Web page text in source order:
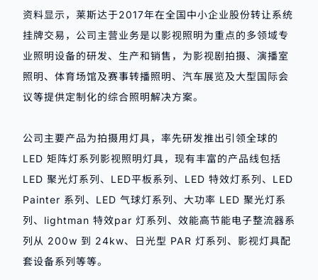
资料显示，莱斯达于2017年在全国中小企业股份转让系统
挂牌交易，公司主营业务是以影视照明为重点的多领域专
业照明设备的研发、生产和销售，为影视剧拍摄、演播室
照明、体育场馆及赛事转播照明、汽车展览及大型国际会
议等提供定制化的综合照明解决方案。
公司主要产品为拍摄用灯具，率先研发推出引领全球的
LED 矩阵灯系列影视照明灯具，现有丰富的产品线包括
LED 聚光灯系列、LED平板系列、LED 特效灯系列、LED
Painter 系列、LED 气球灯系列、大功率 LED 聚光灯系
列、lightman 特效par 灯系列、效能高节能电子整流器系
列从 200w 到 24kw、日光型 PAR 灯系列、影视灯具配
套设备系列等等。